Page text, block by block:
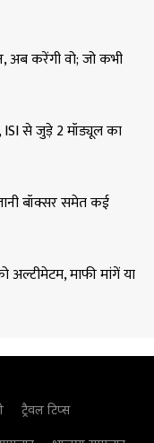
अब करेंगी वो; जो कभी
ISI से जुड़े 2 मॉड्यूल का
बॉक्सर समेत कई
अल्टीमेटम, माफी मांगें या
ट्रैवल टिप्स